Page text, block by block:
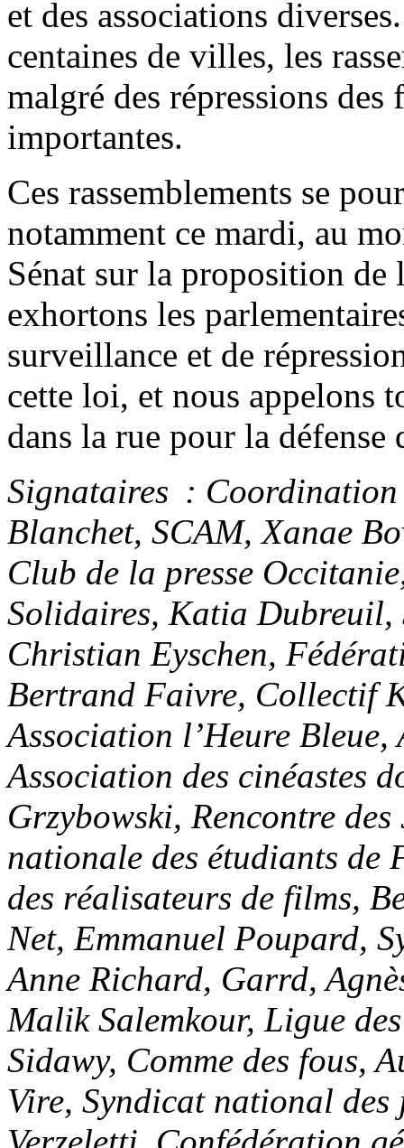
et des associations
centaines de villes, les
malgré des répressions
importantes.
Ces rassemblements se
notamment ce mardi, au
Sénat sur la proposition
exhortons les
surveillance et de
cette loi, et nous appelons
dans la rue pour la défense
Signataires :
Blanchet, SCAM, Xanae
Club de la presse
Solidaires, Katia
Christian Eyschen,
Bertrand Faivre, Collectif
Association l’Heure
Association des cinéastes
Grzybowski, Rencontre
nationale des étudiants de
des réalisateurs de films,
Net, Emmanuel Poupard,
Anne Richard, Garrd,
Malik Salemkour, Ligue
Sidawy, Comme des fous,
Vire, Syndicat national